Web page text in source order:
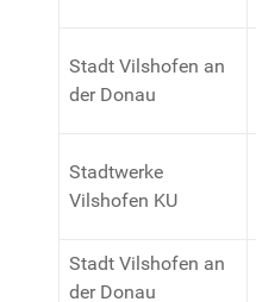
Stadt Vilshofen an
der Donau
Stadtwerke
Vilshofen KU
Stadt Vilshofen an
der Donau